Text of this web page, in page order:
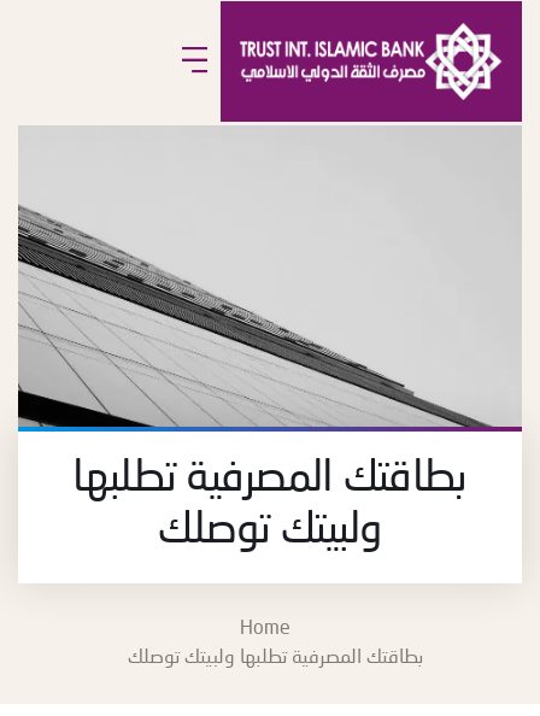
بطاقتك المصرفية تطلبها
ولبيتك توصلك
Home
بطاقتك المصرفية تطلبها ولبيتك توصلك